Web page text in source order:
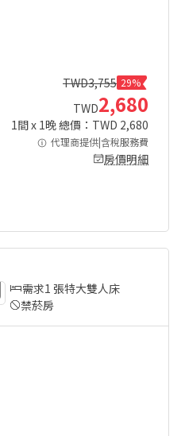
TWD3,755 29%
TWD2,680
1間 x 1晚 總價：TWD 2,680
代理商提供|含稅服務費
房價明細
需求1 張特大雙人床
禁菸房